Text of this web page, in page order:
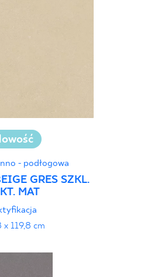
- podłogowa
GRES SZKL.
MAT
x 119,8 cm